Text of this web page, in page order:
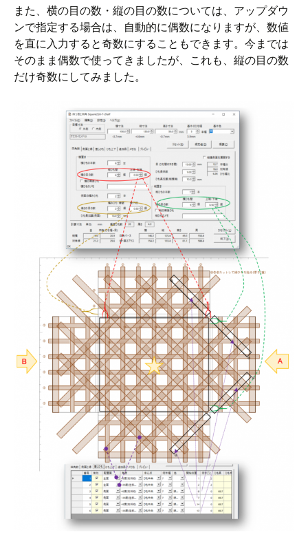
また、横の目の数・縦の目の数については、アップダウ
ンで指定する場合は、自動的に偶数になりますが、数値
を直に入力すると奇数にすることもできます。今までは
そのまま偶数で使ってきましたが、これも、縦の目の数
だけ奇数にしてみました。